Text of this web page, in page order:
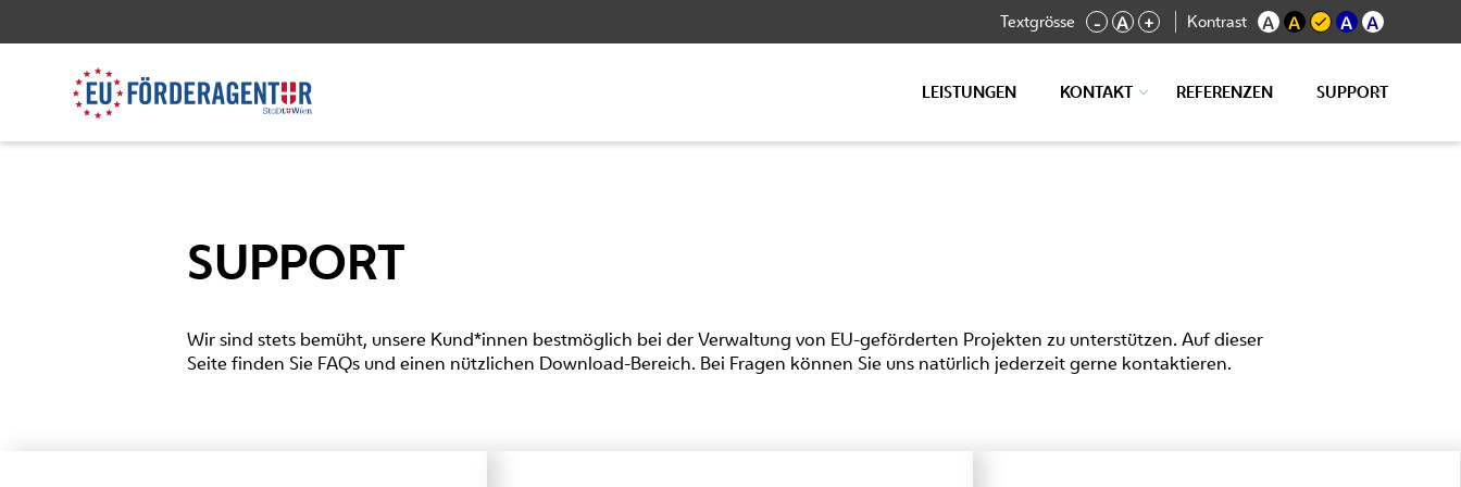
Textgrösse - A + Kontrast A A A A
LEISTUNGEN KONTAKT REFERENZEN SUPPORT
SUPPORT
Wir sind stets bemüht, unsere Kund*innen bestmöglich bei der Verwaltung von EU-geförderten Projekten zu unterstützen. Auf dieser
Seite finden Sie FAQs und einen nützlichen Download-Bereich. Bei Fragen können Sie uns natürlich jederzeit gerne kontaktieren.